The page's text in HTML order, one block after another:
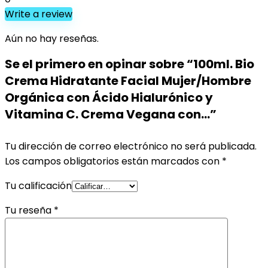
Write a review
Aún no hay reseñas.
Se el primero en opinar sobre “100ml. Bio
Crema Hidratante Facial Mujer/Hombre
Orgánica con Ácido Hialurónico y
Vitamina C. Crema Vegana con…”
Tu dirección de correo electrónico no será publicada.
Los campos obligatorios están marcados con *
Tu calificación
Tu reseña *